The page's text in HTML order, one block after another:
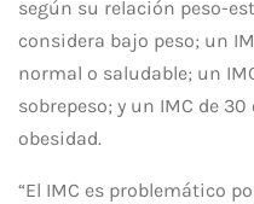
según su relación peso-
considera bajo peso; un
normal o saludable; un
sobrepeso; y un IMC de
obesidad.
“El IMC es problemático